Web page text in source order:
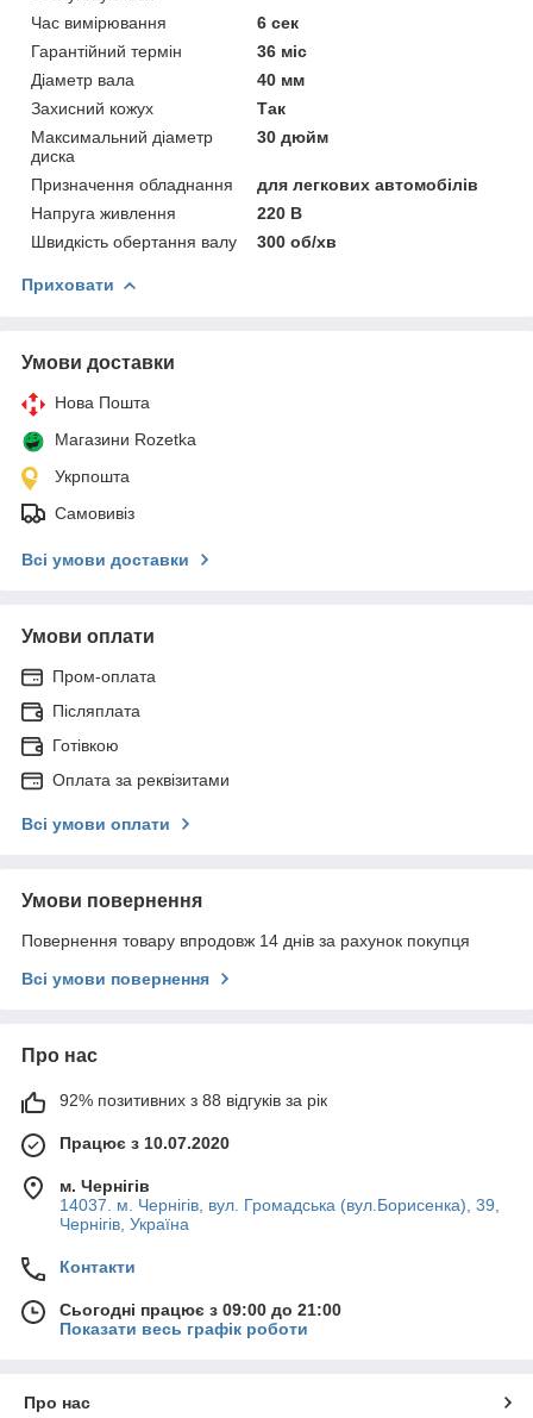
Час вимірювання
6 сек
Гарантійний термін
36 міс
Діаметр вала
40 мм
Захисний кожух
Так
Максимальний діаметр
диска
30 дюйм
Призначення обладнання
для легкових автомобілів
Напруга живлення
220 В
Швидкість обертання валу
300 об/хв
Приховати
Умови доставки
Нова Пошта
Магазини Rozetka
Укрпошта
Самовивіз
Всі умови доставки
Умови оплати
Пром-оплата
Післяплата
Готівкою
Оплата за реквізитами
Всі умови оплати
Умови повернення
Повернення товару впродовж 14 днів за рахунок покупця
Всі умови повернення
Про нас
92% позитивних з 88 відгуків за рік
Працює з 10.07.2020
м. Чернігів
14037. м. Чернігів, вул. Громадська (вул.Борисенка), 39,
Чернігів, Україна
Контакти
Сьогодні працює з 09:00 до 21:00
Показати весь графік роботи
Про нас